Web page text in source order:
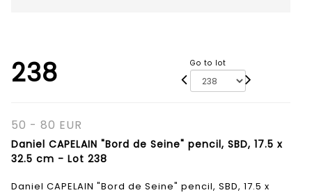
238 Go to lot
50 - 80 EUR
Daniel CAPELAIN "Bord de Seine" pencil, SBD, 17.5 x
32.5 cm - Lot 238
Daniel CAPELAIN "Bord de Seine" pencil, SBD, 17.5 x